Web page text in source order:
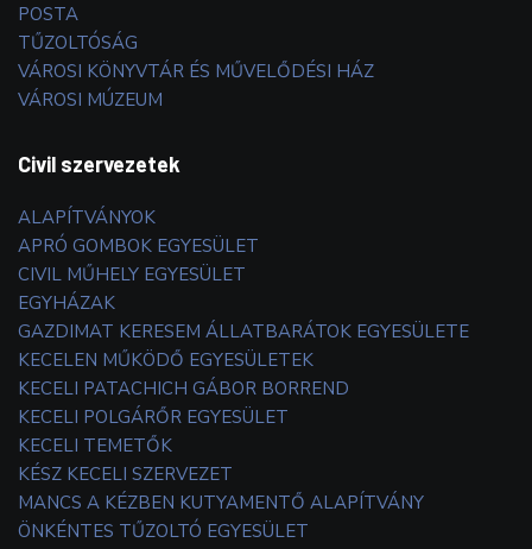
POSTA
TŰZOLTÓSÁG
VÁROSI KÖNYVTÁR ÉS MŰVELŐDÉSI HÁZ
VÁROSI MÚZEUM
Civil szervezetek
ALAPÍTVÁNYOK
APRÓ GOMBOK EGYESÜLET
CIVIL MŰHELY EGYESÜLET
EGYHÁZAK
GAZDIMAT KERESEM ÁLLATBARÁTOK EGYESÜLETE
KECELEN MŰKÖDŐ EGYESÜLETEK
KECELI PATACHICH GÁBOR BORREND
KECELI POLGÁRŐR EGYESÜLET
KECELI TEMETŐK
KÉSZ KECELI SZERVEZET
MANCS A KÉZBEN KUTYAMENTŐ ALAPÍTVÁNY
ÖNKÉNTES TŰZOLTÓ EGYESÜLET